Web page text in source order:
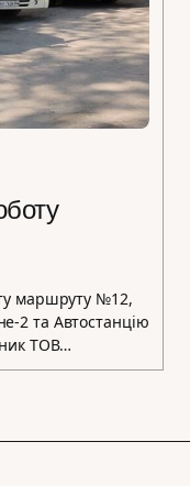
маршруту №12,
2 та Автостанцію
ТОВ…